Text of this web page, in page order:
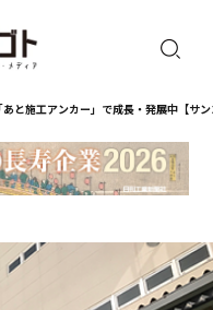
と施工アンカー」で成長・発展中【サ